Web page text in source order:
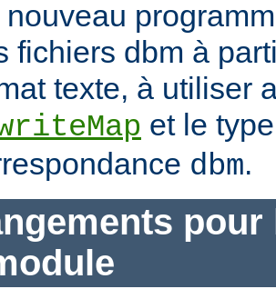
nouveau
fichiers dbm à
texte, à utiliser
et le
dbm.